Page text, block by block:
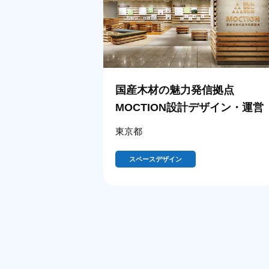
国産木材の魅力発信拠点
MOCTION設計デザイン・運営
東京都
スペースデザイン